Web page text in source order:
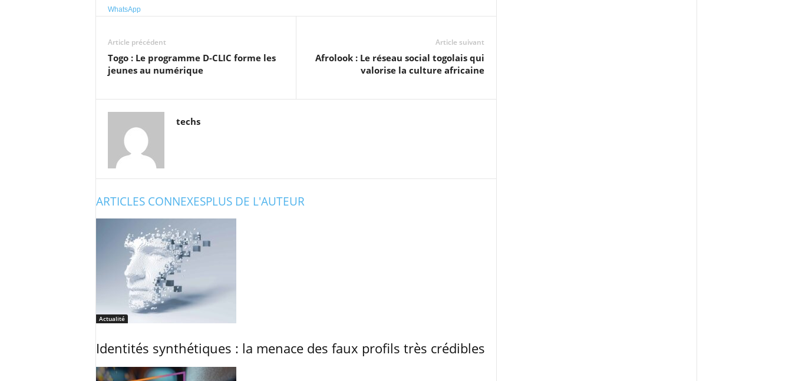
WhatsApp
Article précédent
Togo : Le programme D-CLIC forme les
jeunes au numérique
Article suivant
Afrolook : Le réseau social togolais qui
valorise la culture africaine
techs
ARTICLES CONNEXESPLUS DE L'AUTEUR
Actualité
Identités synthétiques : la menace des faux profils très crédibles